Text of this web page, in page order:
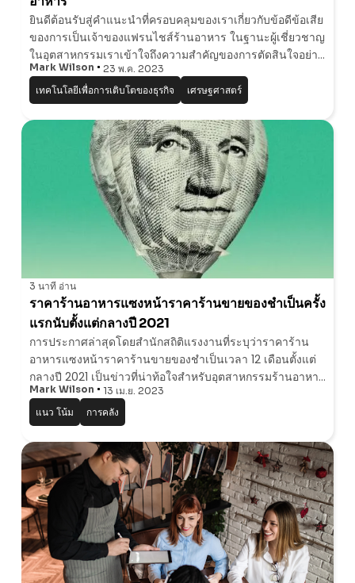
ยินดีต้อนรับสู่คําแนะนําที่ครอบคลุมของเราเกี่ยวกับข้อดีข้อเสีย
ของการเป็นเจ้าของแฟรนไชส์ร้านอาหาร ในฐานะผู้เชี่ยวชาญ
ในอุตสาหกรรมเราเข้าใจถึงความสําคัญของการตัดสินใจอย่าง
ชาญฉลาดเมื่อพูดถึงการลงทุนในโอกาสทางธุรกิจ ในบทความ
นี้เราจะเจาะลึกแง่มุมต่าง ๆ
Mark Wilson
23 พ.ค. 2023
เทคโนโลยีเพื่อการเติบโตของธุรกิจ
เศรษฐศาสตร์
3 นาที อ่าน
ราคาร้านอาหารแซงหน้าราคาร้านขายของชําเป็นครั้ง
แรกนับตั้งแต่กลางปี 2021
การประกาศล่าสุดโดยสํานักสถิติแรงงานที่ระบุว่าราคาร้าน
อาหารแซงหน้าราคาร้านขายของชําเป็นเวลา 12 เดือนตั้งแต่
กลางปี 2021 เป็นข่าวที่น่าท้อใจสําหรับอุตสาหกรรมร้านอาหาร
ข่าวนี้ถือเป็นความท้าทายสําหรับอุตสาหกรรมซึ่งทํางานอย่าง
หนักเพื่อฟื้นตัวจากจํานวนกา
Mark Wilson
13 เม.ย. 2023
แนว โน้ม
การคลัง